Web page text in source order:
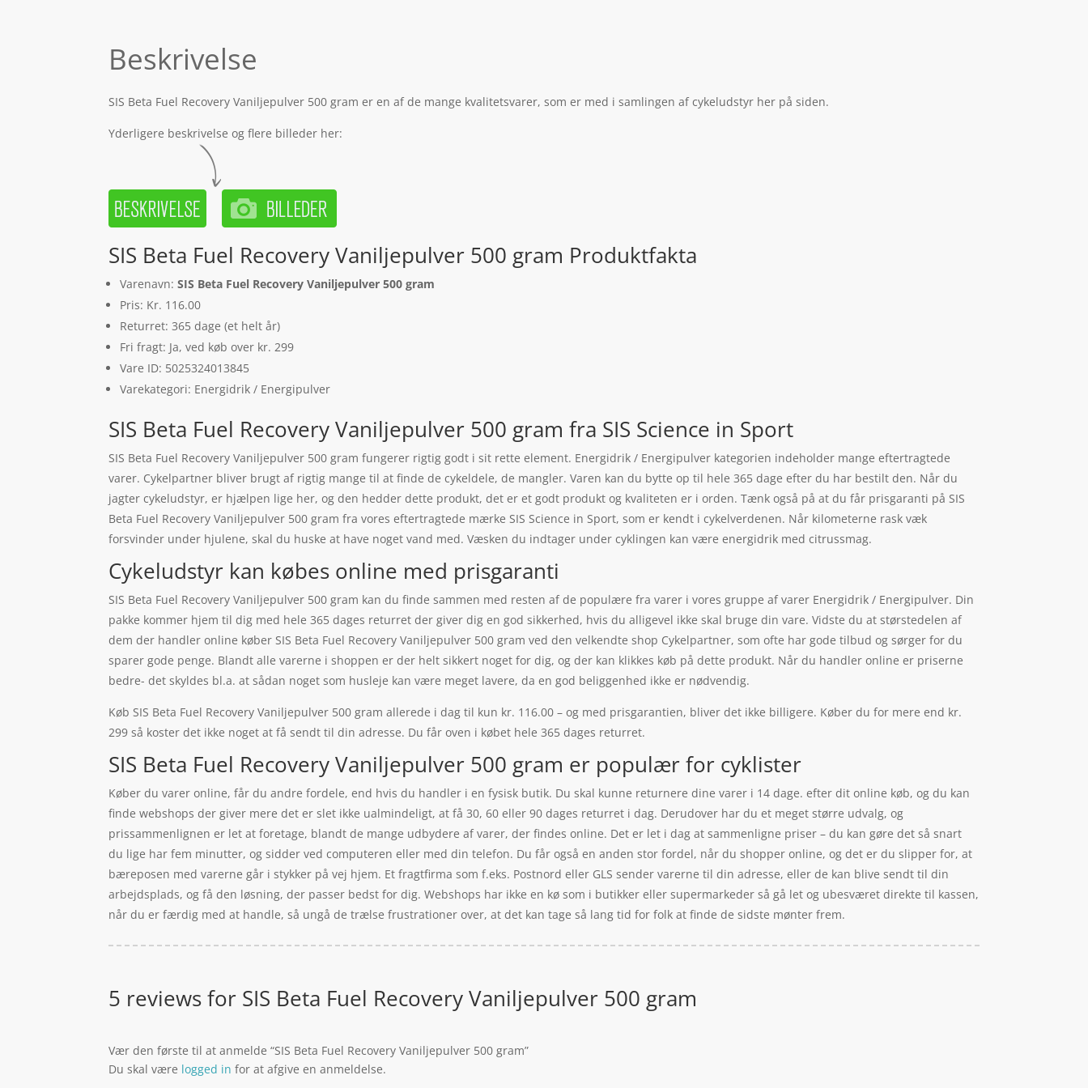
Beskrivelse
SIS Beta Fuel Recovery Vaniljepulver 500 gram er en af de mange kvalitetsvarer, som er med i samlingen af cykeludstyr her på siden.
Yderligere beskrivelse og flere billeder her:
SIS Beta Fuel Recovery Vaniljepulver 500 gram Produktfakta
Varenavn:SIS Beta Fuel Recovery Vaniljepulver 500 gram
Pris: Kr. 116.00
Returret: 365 dage (et helt år)
Fri fragt: Ja, ved køb over kr. 299
Vare ID: 5025324013845
Varekategori: Energidrik / Energipulver
SIS Beta Fuel Recovery Vaniljepulver 500 gram fra SIS Science in Sport
SIS Beta Fuel Recovery Vaniljepulver 500 gram fungerer rigtig godt i sit rette element. Energidrik / Energipulver kategorien indeholder mange eftertragtede
varer. Cykelpartner bliver brugt af rigtig mange til at finde de cykeldele, de mangler. Varen kan du bytte op til hele 365 dage efter du har bestilt den. Når du
jagter cykeludstyr, er hjælpen lige her, og den hedder dette produkt, det er et godt produkt og kvaliteten er i orden. Tænk også på at du får prisgaranti på SIS
Beta Fuel Recovery Vaniljepulver 500 gram fra vores eftertragtede mærke SIS Science in Sport, som er kendt i cykelverdenen. Når kilometerne rask væk
forsvinder under hjulene, skal du huske at have noget vand med. Væsken du indtager under cyklingen kan være energidrik med citrussmag.
Cykeludstyr kan købes online med prisgaranti
SIS Beta Fuel Recovery Vaniljepulver 500 gram kan du finde sammen med resten af de populære fra varer i vores gruppe af varer Energidrik / Energipulver. Din
pakke kommer hjem til dig med hele 365 dages returret der giver dig en god sikkerhed, hvis du alligevel ikke skal bruge din vare. Vidste du at størstedelen af
dem der handler online køber SIS Beta Fuel Recovery Vaniljepulver 500 gram ved den velkendte shop Cykelpartner, som ofte har gode tilbud og sørger for du
sparer gode penge. Blandt alle varerne i shoppen er der helt sikkert noget for dig, og der kan klikkes køb på dette produkt. Når du handler online er priserne
bedre- det skyldes bl.a. at sådan noget som husleje kan være meget lavere, da en god beliggenhed ikke er nødvendig.
Køb SIS Beta Fuel Recovery Vaniljepulver 500 gram allerede i dag til kun kr. 116.00 – og med prisgarantien, bliver det ikke billigere. Køber du for mere end kr.
299 så koster det ikke noget at få sendt til din adresse. Du får oven i købet hele 365 dages returret.
SIS Beta Fuel Recovery Vaniljepulver 500 gram er populær for cyklister
Køber du varer online, får du andre fordele, end hvis du handler i en fysisk butik. Du skal kunne returnere dine varer i 14 dage. efter dit online køb, og du kan
finde webshops der giver mere det er slet ikke ualmindeligt, at få 30, 60 eller 90 dages returret i dag. Derudover har du et meget større udvalg, og
prissammenlignen er let at foretage, blandt de mange udbydere af varer, der findes online. Det er let i dag at sammenligne priser – du kan gøre det så snart
du lige har fem minutter, og sidder ved computeren eller med din telefon. Du får også en anden stor fordel, når du shopper online, og det er du slipper for, at
bæreposen med varerne går i stykker på vej hjem. Et fragtfirma som f.eks. Postnord eller GLS sender varerne til din adresse, eller de kan blive sendt til din
arbejdsplads, og få den løsning, der passer bedst for dig. Webshops har ikke en kø som i butikker eller supermarkeder så gå let og ubesværet direkte til kassen,
når du er færdig med at handle, så ungå de trælse frustrationer over, at det kan tage så lang tid for folk at finde de sidste mønter frem.
5 reviews for SIS Beta Fuel Recovery Vaniljepulver 500 gram
Vær den første til at anmelde “SIS Beta Fuel Recovery Vaniljepulver 500 gram”
Du skal være logged in for at afgive en anmeldelse.